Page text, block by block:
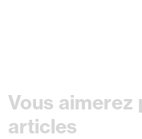
Vous aimerez
articles